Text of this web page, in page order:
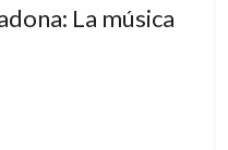
La música